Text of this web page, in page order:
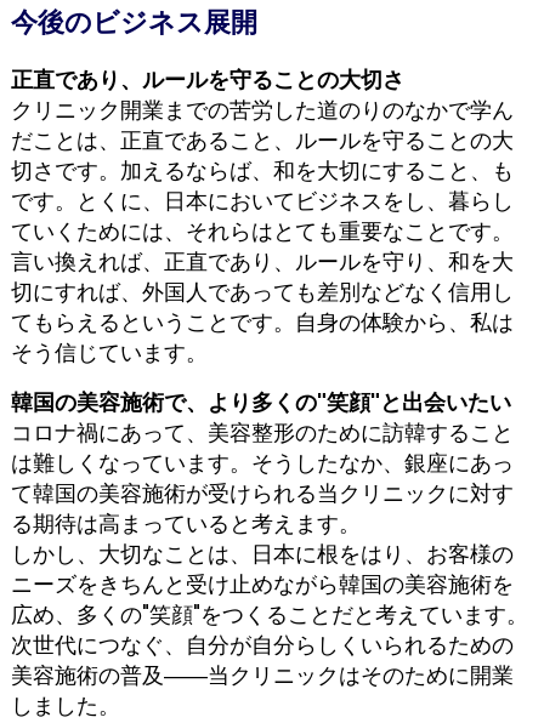
今後のビジネス展開
正直であり、ルールを守ることの大切さ
クリニック開業までの苦労した道のりのなかで学ん
だことは、正直であること、ルールを守ることの大
切さです。加えるならば、和を大切にすること、も
です。とくに、日本においてビジネスをし、暮らし
ていくためには、それらはとても重要なことです。
言い換えれば、正直であり、ルールを守り、和を大
切にすれば、外国人であっても差別などなく信用し
てもらえるということです。自身の体験から、私は
そう信じています。
韓国の美容施術で、より多くの"笑顔"と出会いたい
コロナ禍にあって、美容整形のために訪韓すること
は難しくなっています。そうしたなか、銀座にあっ
て韓国の美容施術が受けられる当クリニックに対す
る期待は高まっていると考えます。
しかし、大切なことは、日本に根をはり、お客様の
ニーズをきちんと受け止めながら韓国の美容施術を
広め、多くの"笑顔"をつくることだと考えています。
次世代につなぐ、自分が自分らしくいられるための
美容施術の普及――当クリニックはそのために開業
しました。